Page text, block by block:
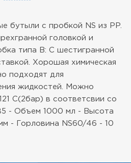
бутыли с пробкой NS из PP.
головкой и
типа B: С шестигранной
Хорошая химическая
подходят для
жидкостей.
Можно
С(2бар) в соответсвии со
- Объем 1000 мл - Высота
- Горловина NS60/46 - 10